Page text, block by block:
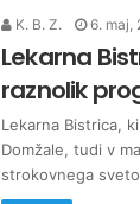
K. B. Z. 6. maj,
Lekarna
raznolik
Lekarna Bistrica,
Domžale, tudi v
strokovnega